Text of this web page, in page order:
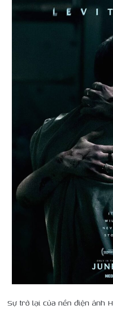
Sự trở lại của nền điện ảnh